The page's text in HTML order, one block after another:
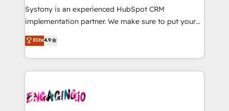
Your team learns while we build. We fix what others
broke. Built for mid-market reality—practical
constraints. By the Numbers 🏆 Top 1% of all
HubSpot partners 🔄 Top 5% globally in client
and sales ops at mid-market companies ready to
move beyond spreadsheets into unified systems
Systony is an experienced HubSpot CRM
implementation partner. We make sure to put your
organization's needs and goals first and think along
with your organization. We are only satisfied once
you are too. Why Systony? - 20+ years of
experience with CRM, Marketing, Sales & Service
Own back-end developers - Complex data
Elite4.9